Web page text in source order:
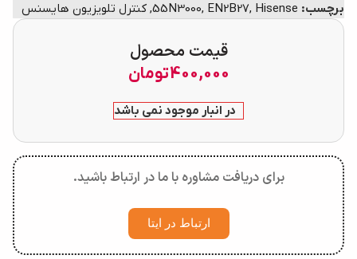
برچسب:
55N3000, EN2B27, Hisense
, کنترل تلویزیون هایسنس
قیمت محصول
400,000تومان
در انبار موجود نمی باشد
برای دریافت مشاوره با ما در ارتباط باشید.
ارتباط در ایتا